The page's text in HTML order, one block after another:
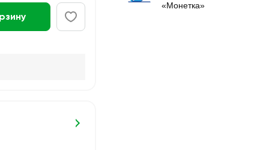
«Монетка»